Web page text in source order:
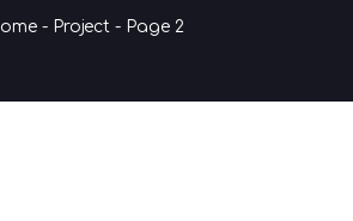
- Project - Page 2